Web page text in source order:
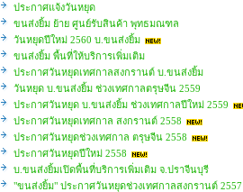
ประกาศแจ้งวันหยุด
ขนส่งยิ้ม ย้าย ศูนย์รับสินค้า พุทธมณฑล
วันหยุดปีใหม่ 2560 บ.ขนส่งยิ้ม
ขนส่งยิ้ม พื้นที่ให้บริการเพิ่มเติม
ประกาศวันหยุดเทศกาลสงกรานต์ บ.ขนส่งยิ้ม
วันหยุด บ.ขนส่งยิ้ม ช่วงเทศกาลตรุษจีน 2559
ประกาศวันหยุด บ.ขนส่งยิ้ม ช่วงเทศกาลปีใหม่ 2559
ประกาศวันหยุดเทศกาล สงกรานต์ 2558
ประกาศวันหยุดช่วงเทศกาล ตรุษจีน 2558
ประกาศวันหยุดปีใหม่ 2558
บ.ขนส่งยิ้มเปิดพื้นที่บริการเพิ่มเติม จ.ปราจีนบุรี
"ขนส่งยิ้ม" ประกาศวันหยุดช่วงเทศกาลสงกรานต์ 2557